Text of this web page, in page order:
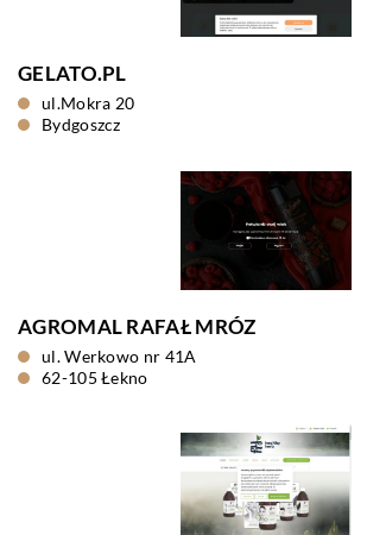
GELATO.PL
ul.Mokra 20
Bydgoszcz
AGROMAL RAFAŁ MRÓZ
ul. Werkowo nr 41A
62-105 Łekno